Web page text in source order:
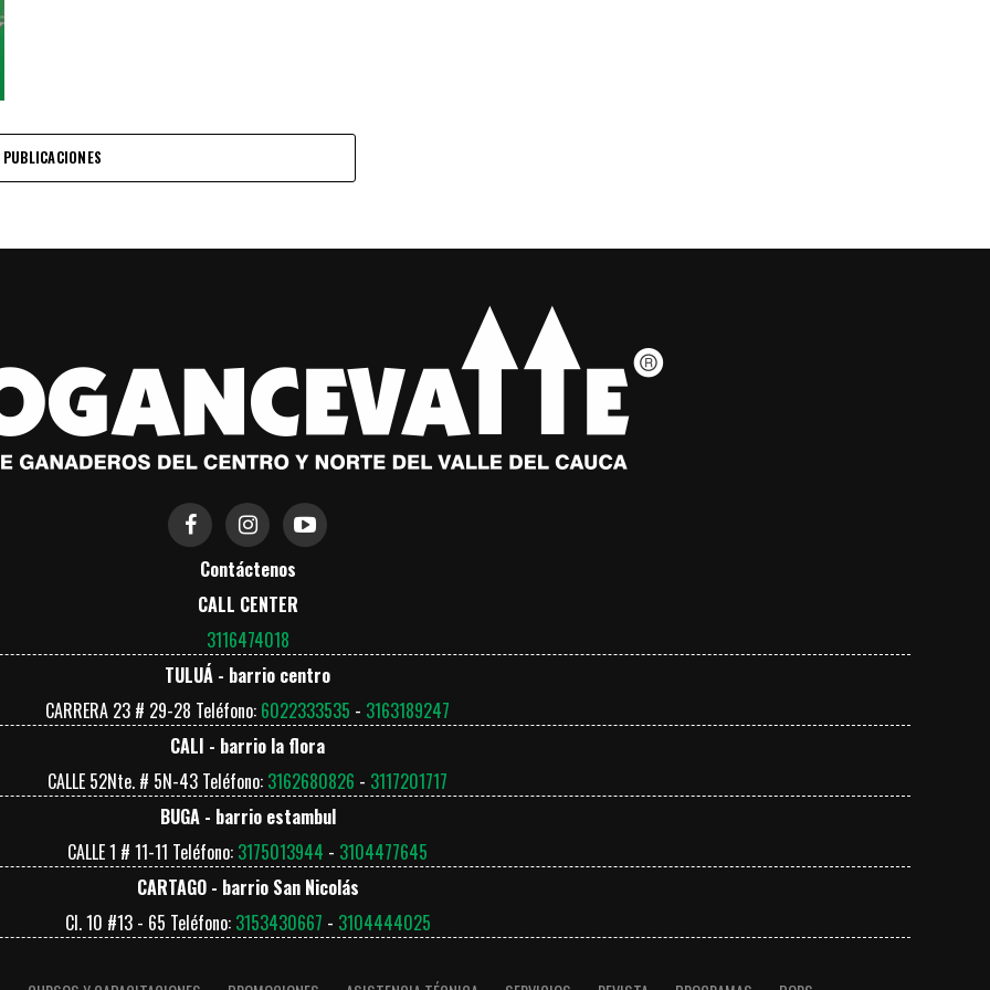
Contáctenos
CALL CENTER
3116474018
TULUÁ - barrio centro
CARRERA 23 # 29-28 Teléfono: 6022333535 - 3163189247
CALI - barrio la flora
CALLE 52Nte. # 5N-43 Teléfono: 3162680826 - 3117201717
BUGA - barrio estambul
CALLE 1 # 11-11 Teléfono: 3175013944 - 3104477645
CARTAGO - barrio San Nicolás
Cl. 10 #13 - 65 Teléfono: 3153430667 - 3104444025